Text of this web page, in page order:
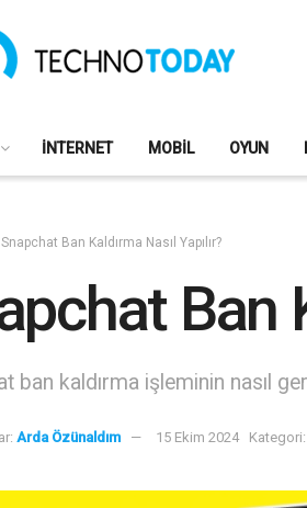
İNTERNET MOBIL OYUN
Snapchat Ban Kaldırma Nasıl Yapılır?
Ban
ban kaldırma işleminin nasıl
Arda Özünaldım 15 Ekim 2024 Kategori: